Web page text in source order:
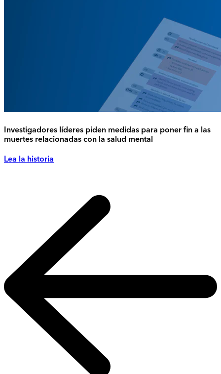
Investigadores líderes piden medidas para poner fin a las
muertes relacionadas con la salud mental
Lea la historia